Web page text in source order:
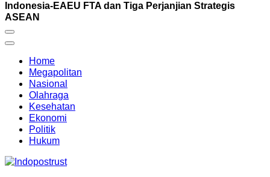
Indonesia-EAEU FTA dan Tiga Perjanjian Strategis
ASEAN
Home
Megapolitan
Nasional
Olahraga
Kesehatan
Ekonomi
Politik
Hukum